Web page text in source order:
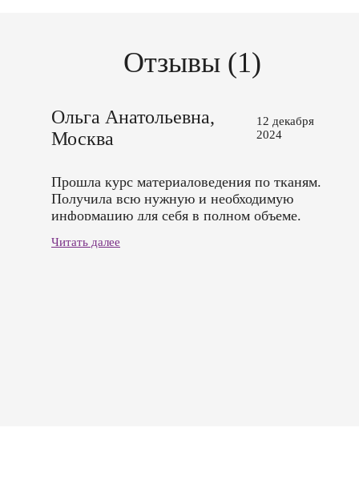
Отзывы (1)
Ольга Анатольевна,
Москва
12 декабря
2024
Прошла курс материаловедения по тканям.
Получила всю нужную и необходимую
информацию для себя в полном объеме.
благодарность и рекомендацию всем
Читать далее